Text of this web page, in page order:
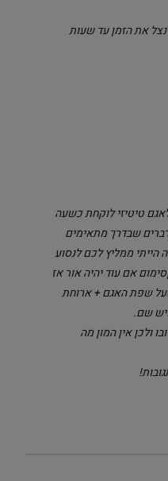
את הזמן עד שעות
טיטיזי לוקחת כשעה
שבדרך מתאימים
הייתי ממליץ לכם לנסוע
אם עוד יהיה אור אז
שפת האגם + ארוחת
שם.
ולכן אין המון מה